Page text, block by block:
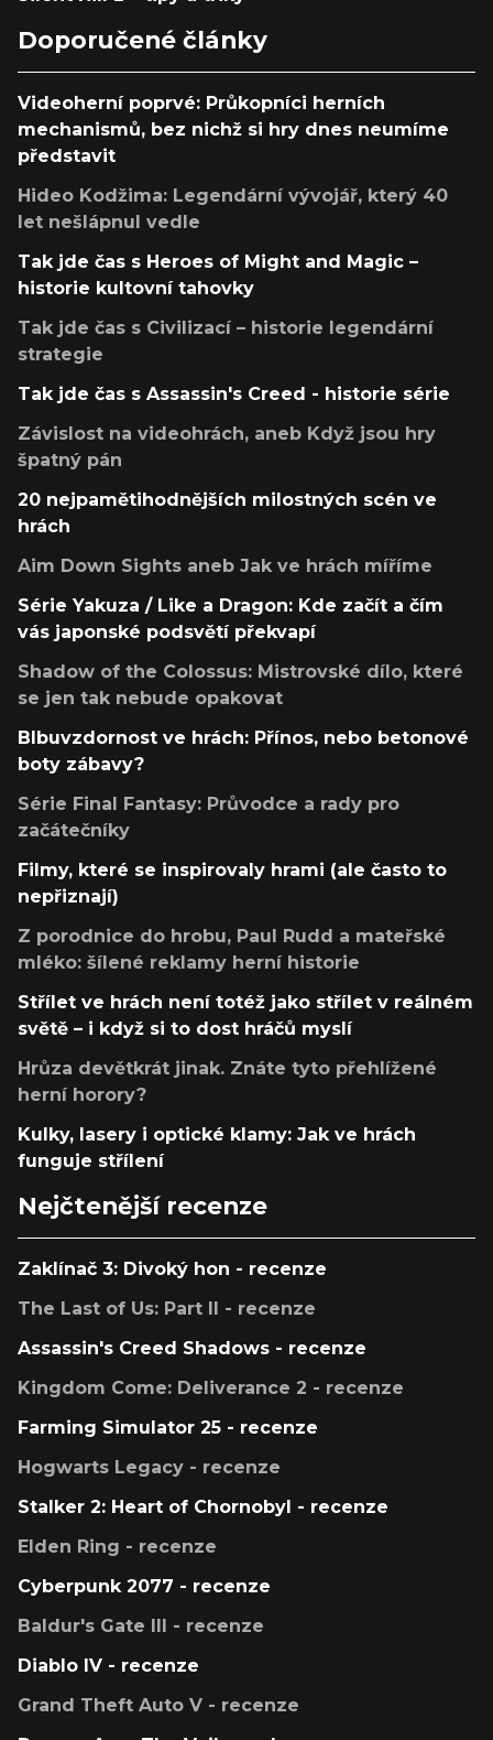
Doporučené články
Videoherní poprvé: Průkopníci herních
mechanismů, bez nichž si hry dnes neumíme
představit
Hideo Kodžima: Legendární vývojář, který 40
let nešlápnul vedle
Tak jde čas s Heroes of Might and Magic –
historie kultovní tahovky
Tak jde čas s Civilizací – historie legendární
strategie
Tak jde čas s Assassin's Creed - historie série
Závislost na videohrách, aneb Když jsou hry
špatný pán
20 nejpamětihodnějších milostných scén ve
hrách
Aim Down Sights aneb Jak ve hrách míříme
Série Yakuza / Like a Dragon: Kde začít a čím
vás japonské podsvětí překvapí
Shadow of the Colossus: Mistrovské dílo, které
se jen tak nebude opakovat
Blbuvzdornost ve hrách: Přínos, nebo betonové
boty zábavy?
Série Final Fantasy: Průvodce a rady pro
začátečníky
Filmy, které se inspirovaly hrami (ale často to
nepřiznají)
Z porodnice do hrobu, Paul Rudd a mateřské
mléko: šílené reklamy herní historie
Střílet ve hrách není totéž jako střílet v reálném
světě – i když si to dost hráčů myslí
Hrůza devětkrát jinak. Znáte tyto přehlížené
herní horory?
Kulky, lasery i optické klamy: Jak ve hrách
funguje střílení
Nejčtenější recenze
Zaklínač 3: Divoký hon - recenze
The Last of Us: Part II - recenze
Assassin's Creed Shadows - recenze
Kingdom Come: Deliverance 2 - recenze
Farming Simulator 25 - recenze
Hogwarts Legacy - recenze
Stalker 2: Heart of Chornobyl - recenze
Elden Ring - recenze
Cyberpunk 2077 - recenze
Baldur's Gate III - recenze
Diablo IV - recenze
Grand Theft Auto V - recenze